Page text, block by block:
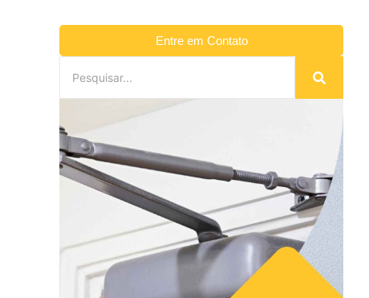
Entre em Contato